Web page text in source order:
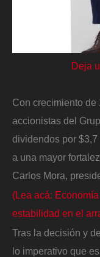
Deja
Con crecimiento
accionistas del
dividendos por
a una mayor
Carlos Mora,
(Lea acá:
estabilidad en el
Tras la decisión y
lo imperativo que